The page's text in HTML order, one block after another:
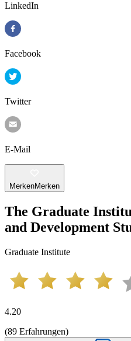
LinkedIn
Facebook
Twitter
E-Mail
MerkenMerken
The Graduate
and Development
Graduate Institute
4.20
(89 Erfahrungen)